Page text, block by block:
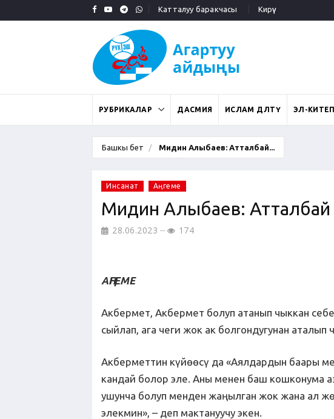
Катталуу баракчасы Кирүү
РУБРИКАЛАР ДАСМИЯ ИСЛАМ ДӨӨЛӨТҮ ЭЛ-КИТЕП
Башкы бет Мидин Алыбаев: Атталбай...
Инсанат Аңгеме
Мидин Алыбаев: Атталбай
28.06.2023 174
АҢГЕМЕ
Акбермет, Акбермет болуп атанып чыккан
сыйлап, ага чеги жок ак болгондугунан аталып
Акберметтин күйөөсү да «Аялдардын баары
кандай болор эле. Аны менен баш кошконума
ушунча болуп менден жаңылган жок жана ал
элекмин», – деп мактануучу экен.